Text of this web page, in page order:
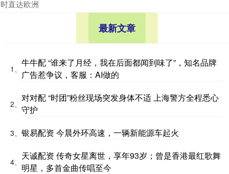
时直达欧洲
最新文章
1、
牛牛配 “谁来了月经，我在后面都闻到味了”，知名品牌
广告惹争议，客服：AI做的
2、
对对配 “时团”粉丝现场突发身体不适 上海警方全程悉心
守护
3、 银易配资 今晨外环高速，一辆新能源车起火
4、
天诚配资 传奇女星离世，享年93岁；曾是香港最红歌舞
明星，多首金曲传唱至今